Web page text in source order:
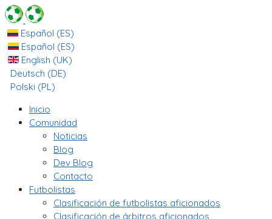
Español (ES)
Español (ES)
English (UK)
Deutsch (DE)
Polski (PL)
Inicio
Comunidad
Noticias
Blog
Dev Blog
Contacto
Futbolistas
Clasificación de futbolistas aficionados
Clasificación de árbitros aficionados